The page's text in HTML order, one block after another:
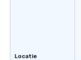
Locatie